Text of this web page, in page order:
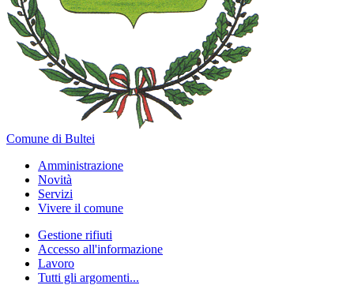
Comune di Bultei
Amministrazione
Novità
Servizi
Vivere il comune
Gestione rifiuti
Accesso all'informazione
Lavoro
Tutti gli argomenti...